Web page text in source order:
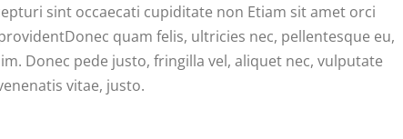
sint occaecati cupiditate non Etiam sit amet orci
quam felis, ultricies nec, pellentesque eu,
Donec pede justo, fringilla vel, aliquet nec, vulputate
vitae, justo.